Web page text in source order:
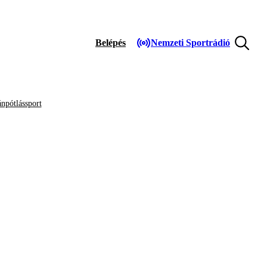
Belépés Nemzeti Sportrádió